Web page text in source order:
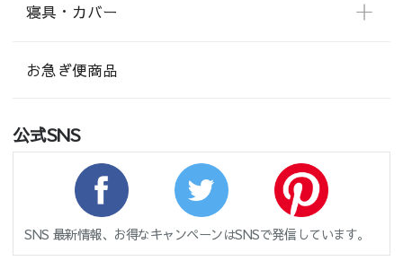
寝具・カバー
お急ぎ便商品
公式SNS
SNS 最新情報、お得なキャンペーンはSNSで発信しています。